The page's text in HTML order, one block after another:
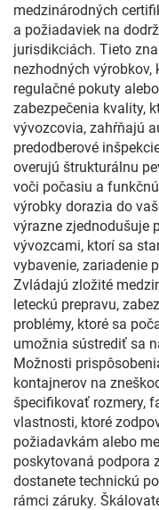
medzinárodných
a požiadaviek na
jurisdikciách. Tieto
nezhodných
regulačné pokuty
zabezpečenia kvality,
vývozcovia, zahŕňajú
predodberové
overujú štrukturálnu
voči počasiu a
výrobky dorazia do
výrazne zjednodušuje
vývozcami, ktorí sa
vybavenie, zariadenie
Zvládajú zložité
leteckú prepravu,
problémy, ktoré sa
umožnia sústrediť sa
Možnosti
kontajnerov na
špecifikovať rozmery,
vlastnosti, ktoré
požiadavkám alebo
poskytovaná podpora
dostanete technickú
rámci záruky.